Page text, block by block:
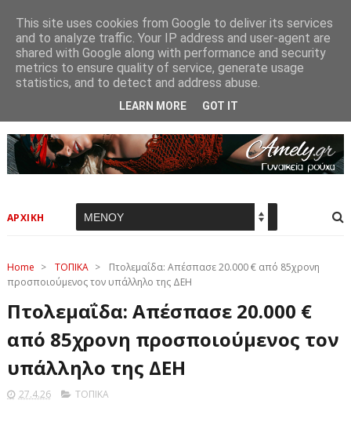
ΑΡΧΙΚΗ
Home > ΤΟΠΙΚΑ >
Πτολεμαΐδα: Απέσπασε 20.000 € από 85χρονη
προσποιούμενος τον υπάλληλο της ΔΕΗ
Πτολεμαΐδα: Απέσπασε 20.000 €
από 85χρονη προσποιούμενος τον
υπάλληλο της ΔΕΗ
27.4.26 ΤΟΠΙΚΑ
This site uses cookies from Google to deliver its services
and to analyze traffic. Your IP address and user-agent are
shared with Google along with performance and security
metrics to ensure quality of service, generate usage
statistics, and to detect and address abuse.
LEARN MORE GOT IT